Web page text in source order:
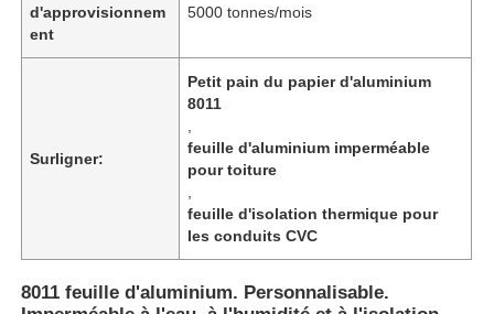
d'approvisionnem
ent
5000 tonnes/mois
Surligner:
Petit pain du papier d'aluminium
8011
feuille d'aluminium imperméable
pour toiture
feuille d'isolation thermique pour
les conduits CVC
8011 feuille d'aluminium. Personnalisable.